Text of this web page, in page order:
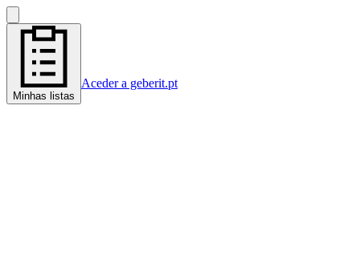
Minhas listas
Aceder a geberit.pt